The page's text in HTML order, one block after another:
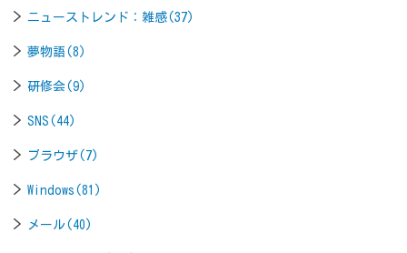
ニューストレンド：雑感(37)
夢物語(8)
研修会(9)
SNS(44)
ブラウザ(7)
Windows(81)
メール(40)